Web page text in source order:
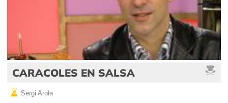
CARACOLES EN SALSA
Sergi Arola